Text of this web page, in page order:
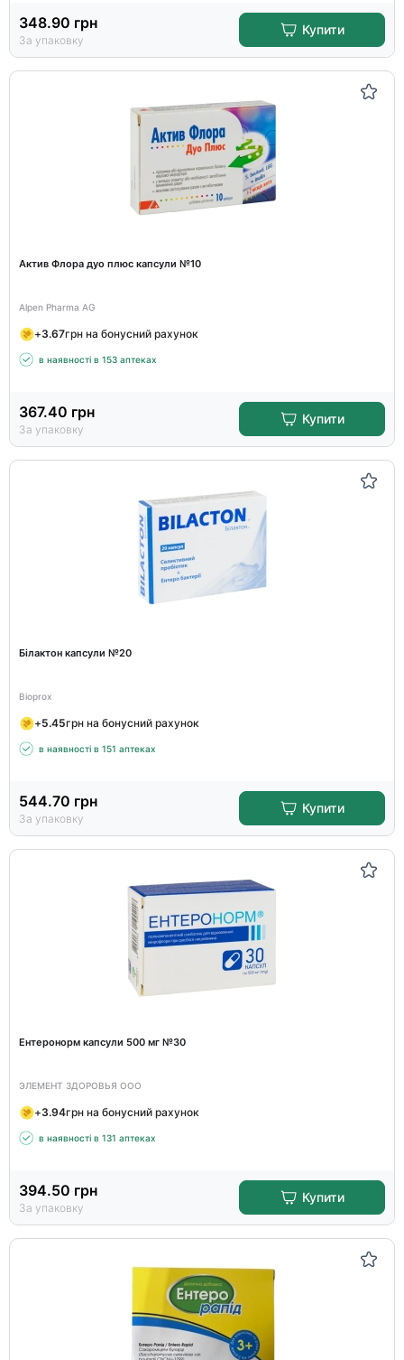
348.90 грн
За упаковку
Купити
Актив Флора дуо плюс капсули №10
Alpen Pharma AG
+3.67грн на бонусний рахунок
в наявності в 153 аптеках
367.40 грн
За упаковку
Купити
Білактон капсули №20
Bioprox
+5.45грн на бонусний рахунок
в наявності в 151 аптеках
544.70 грн
За упаковку
Купити
Ентеронорм капсули 500 мг №30
ЭЛЕМЕНТ ЗДОРОВЬЯ ООО
+3.94грн на бонусний рахунок
в наявності в 131 аптеках
394.50 грн
За упаковку
Купити